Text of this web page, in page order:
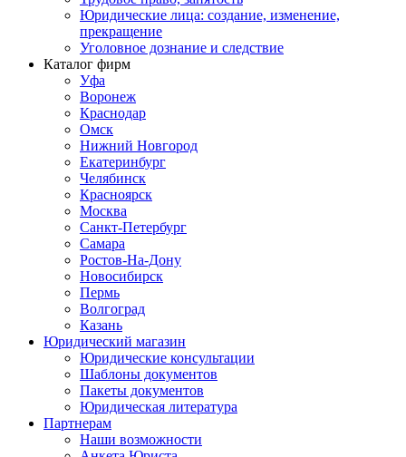
Юридические лица: создание, изменение,
прекращение
Уголовное дознание и следствие
Каталог фирм
Уфа
Воронеж
Краснодар
Омск
Нижний Новгород
Екатеринбург
Челябинск
Красноярск
Москва
Санкт-Петербург
Самара
Ростов-На-Дону
Новосибирск
Пермь
Волгоград
Казань
Юридический магазин
Юридические консультации
Шаблоны документов
Пакеты документов
Юридическая литература
Партнерам
Наши возможности